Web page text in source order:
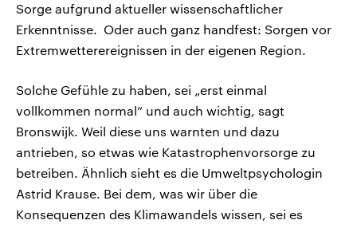
Sorge aufgrund aktueller wissenschaftlicher
Erkenntnisse. Oder auch ganz handfest: Sorgen vor
Extremwetterereignissen in der eigenen Region.
Solche Gefühle zu haben, sei „erst einmal
vollkommen normal“ und auch wichtig, sagt
Bronswijk. Weil diese uns warnten und dazu
antrieben, so etwas wie Katastrophenvorsorge zu
betreiben. Ähnlich sieht es die Umweltpsychologin
Astrid Krause. Bei dem, was wir über die
Konsequenzen des Klimawandels wissen, sei es